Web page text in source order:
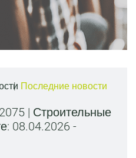
Последние новости
| Строительные
08.04.2026 -